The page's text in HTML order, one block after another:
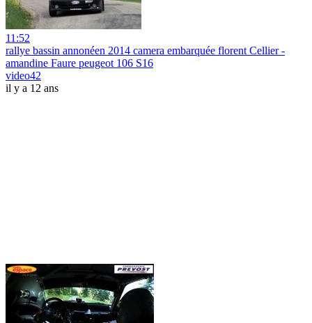
11:52
rallye bassin annonéen 2014 camera embarquée florent Cellier -
amandine Faure peugeot 106 S16
video42
il y a 12 ans